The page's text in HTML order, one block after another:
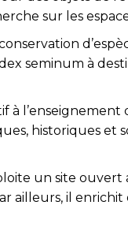
sur les
seminum à
l’enseignement
historiques et
un site
ailleurs, il